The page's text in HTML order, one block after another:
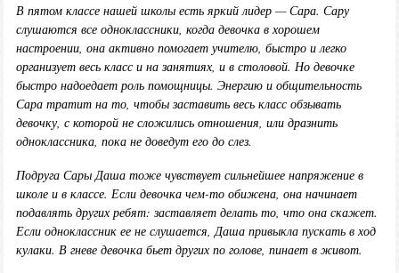
В пятом классе нашей школы есть яркий лидер — Сара. Сару
слушаются все одноклассники, когда девочка в хорошем
настроении, она активно помогает учителю, быстро и легко
организует весь класс и на занятиях, и в столовой. Но девочке
быстро надоедает роль помощницы. Энергию и общительность
Сара тратит на то, чтобы заставить весь класс обзывать
девочку, с которой не сложились отношения, или дразнить
одноклассника, пока не доведут его до слез.
Подруга Сары Даша тоже чувствует сильнейшее напряжение в
школе и в классе. Если девочка чем-то обижена, она начинает
подавлять других ребят: заставляет делать то, что она скажет.
Если одноклассник ее не слушается, Даша привыкла пускать в ход
кулаки. В гневе девочка бьет других по голове, пинает в живот.